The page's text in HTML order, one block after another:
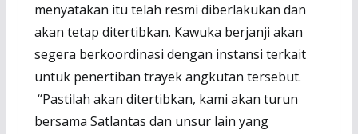
menyatakan itu telah resmi diberlakukan dan
akan tetap ditertibkan. Kawuka berjanji akan
segera berkoordinasi dengan instansi terkait
untuk penertiban trayek angkutan tersebut.
“Pastilah akan ditertibkan, kami akan turun
bersama Satlantas dan unsur lain yang